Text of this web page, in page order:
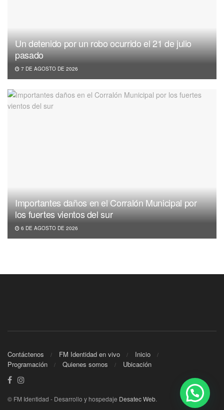
Un detenido por un robo ocurrido el 21 de julio
pasado
7 DE AGOSTO DE 2026
Importantes daños en el Corralón Municipal por
los fuertes vientos del sur
6 DE AGOSTO DE 2026
Contáctenos FM Identidad en vivo
Inicio
Programación
Quienes somos Ubicación
© FM Identidad - Desarrollo y hospedaje Desatec Web.